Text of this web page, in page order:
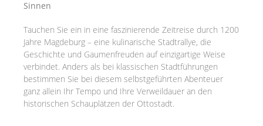
Sinnen
Tauchen Sie ein in eine faszinierende Zeitreise durch 1200
Jahre Magdeburg – eine kulinarische Stadtrallye, die
Geschichte und Gaumenfreuden auf einzigartige Weise
verbindet. Anders als bei klassischen Stadtführungen
bestimmen Sie bei diesem selbstgeführten Abenteuer
ganz allein Ihr Tempo und Ihre Verweildauer an den
historischen Schauplätzen der Ottostadt.